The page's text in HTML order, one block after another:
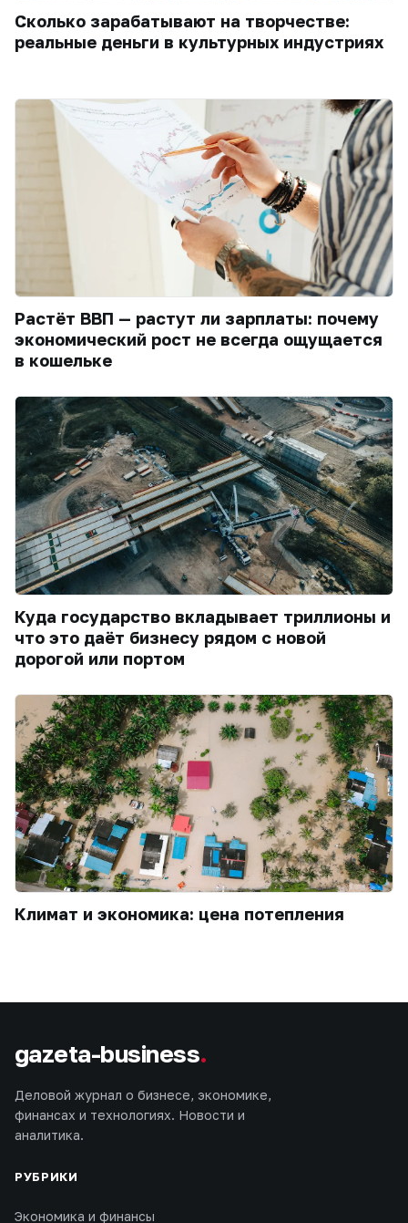
Сколько зарабатывают на творчестве:
реальные деньги в культурных индустриях
Растёт ВВП — растут ли зарплаты: почему
экономический рост не всегда ощущается
в кошельке
Куда государство вкладывает триллионы и
что это даёт бизнесу рядом с новой
дорогой или портом
Климат и экономика: цена потепления
gazeta-business.
Деловой журнал о бизнесе, экономике,
финансах и технологиях. Новости и
аналитика.
РУБРИКИ
Экономика и финансы